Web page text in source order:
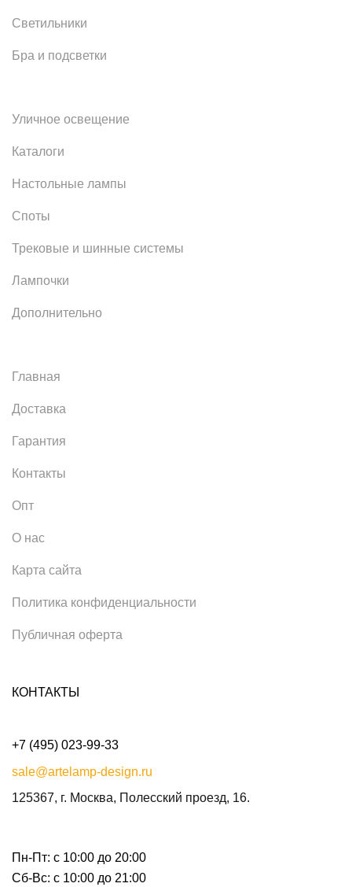
Светильники
Бра и подсветки
Уличное освещение
Каталоги
Настольные лампы
Споты
Трековые и шинные системы
Лампочки
Дополнительно
Главная
Доставка
Гарантия
Контакты
Опт
О нас
Карта сайта
Политика конфиденциальности
Публичная оферта
КОНТАКТЫ
+7 (495) 023-99-33
sale@artelamp-design.ru
125367, г. Москва, Полесский проезд, 16.
Пн-Пт: с 10:00 до 20:00
Сб-Вс: с 10:00 до 21:00